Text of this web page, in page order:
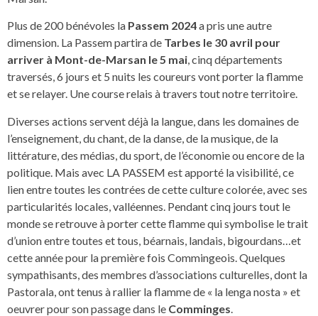
Plus de 200 bénévoles la Passem 2024a pris une autre
dimension. La Passem partira de Tarbes le 30 avril pour
arriver à Mont-de-Marsan le 5 mai, cinq départements
traversés, 6 jours et 5 nuits les coureurs vont porter la flamme
et se relayer. Une course relais à travers tout notre territoire.
Diverses actions servent déjà la langue, dans les domaines de
l’enseignement, du chant, de la danse, de la musique, de la
littérature, des médias, du sport, de l’économie ou encore de la
politique. Mais avec LA PASSEM est apporté la visibilité, ce
lien entre toutes les contrées de cette culture colorée, avec ses
particularités locales, valléennes. Pendant cinq jours tout le
monde se retrouve à porter cette flamme qui symbolise le trait
d’union entre toutes et tous, béarnais, landais, bigourdans…et
cette année pour la première fois Commingeois. Quelques
sympathisants, des membres d’associations culturelles, dont la
Pastorala, ont tenus à rallier la flamme de « la lenga nosta » et
oeuvrer pour son passage dans le Comminges.